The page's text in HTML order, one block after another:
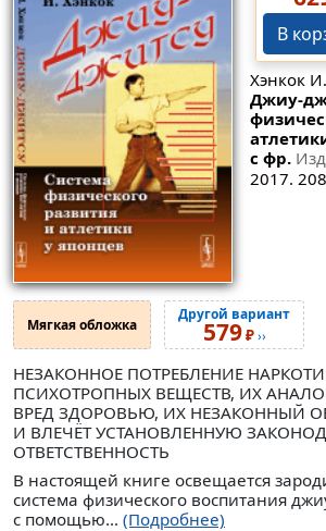
В
Хэнкок И.
Джиу-
с фр.
2017.
Мягкая обложка
Другой вариант
579₽››
НЕЗАКОННОЕ ПОТРЕБЛЕНИЕ
ПСИХОТРОПНЫХ ВЕЩЕСТВ, ИХ
ВРЕД ЗДОРОВЬЮ, ИХ НЕЗАКОННЫЙ
И ВЛЕЧЁТ УСТАНОВЛЕННУЮ
ОТВЕТСТВЕННОСТЬ
В настоящей книге освещается
система физического воспитания
с помощью... (Подробнее)